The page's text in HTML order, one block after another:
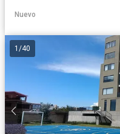
Nuevo
1 /40